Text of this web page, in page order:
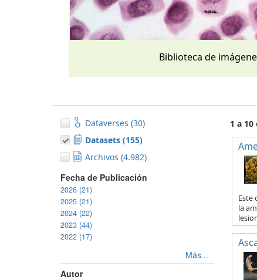
Biblioteca de
Dataverses (30)
Datasets (155)
Archivos (4.982)
Fecha de Publicación
2026 (21)
2025 (21)
2024 (22)
2023 (44)
2022 (17)
Más...
Autor
1 a 10
Este
la